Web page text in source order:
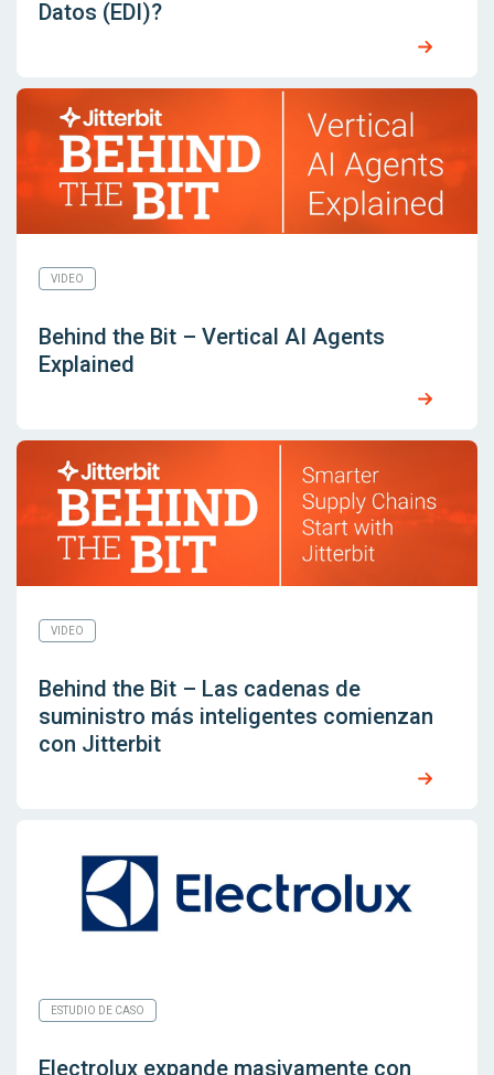
Datos (EDI)?
VIDEO
Behind the Bit – Vertical AI Agents
Explained
VIDEO
Behind the Bit – Las cadenas de
suministro más inteligentes comienzan
con Jitterbit
ESTUDIO DE CASO
Electrolux expande masivamente con